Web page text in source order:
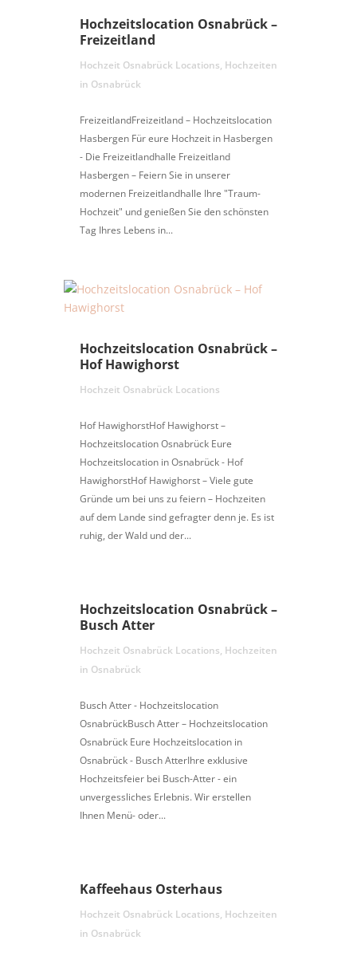
Hochzeitslocation Osnabrück –
Freizeitland
Hochzeit Osnabrück Locations, Hochzeiten
in Osnabrück
FreizeitlandFreizeitland – Hochzeitslocation
Hasbergen Für eure Hochzeit in Hasbergen
- Die Freizeitlandhalle Freizeitland
Hasbergen – Feiern Sie in unserer
modernen Freizeitlandhalle Ihre "Traum-
Hochzeit" und genießen Sie den schönsten
Tag Ihres Lebens in...
Hochzeitslocation Osnabrück –
Hof Hawighorst
Hochzeit Osnabrück Locations
Hof HawighorstHof Hawighorst –
Hochzeitslocation Osnabrück Eure
Hochzeitslocation in Osnabrück - Hof
HawighorstHof Hawighorst – Viele gute
Gründe um bei uns zu feiern – Hochzeiten
auf dem Lande sind gefragter denn je. Es ist
ruhig, der Wald und der...
Hochzeitslocation Osnabrück –
Busch Atter
Hochzeit Osnabrück Locations, Hochzeiten
in Osnabrück
Busch Atter - Hochzeitslocation
OsnabrückBusch Atter – Hochzeitslocation
Osnabrück Eure Hochzeitslocation in
Osnabrück - Busch AtterIhre exklusive
Hochzeitsfeier bei Busch-Atter - ein
unvergessliches Erlebnis. Wir erstellen
Ihnen Menü- oder...
Kaffeehaus Osterhaus
Hochzeit Osnabrück Locations, Hochzeiten
in Osnabrück